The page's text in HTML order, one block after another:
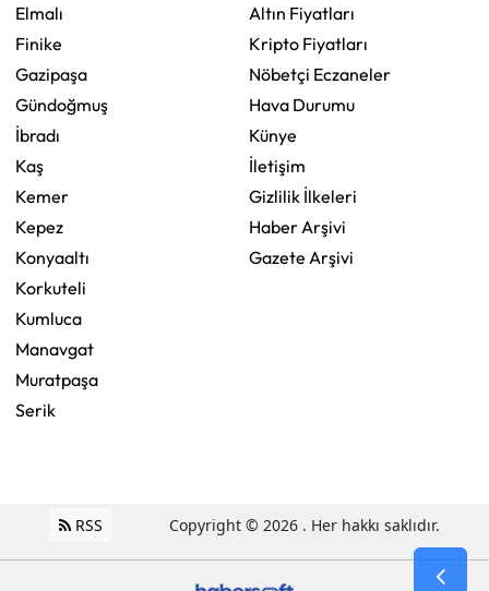
Elmalı
Finike
Gazipaşa
Gündoğmuş
İbradı
Kaş
Kemer
Kepez
Konyaaltı
Korkuteli
Kumluca
Manavgat
Muratpaşa
Serik
Altın Fiyatları
Kripto Fiyatları
Nöbetçi Eczaneler
Hava Durumu
Künye
İletişim
Gizlilik İlkeleri
Haber Arşivi
Gazete Arşivi
RSS Copyright © 2026 . Her hakkı saklıdır.